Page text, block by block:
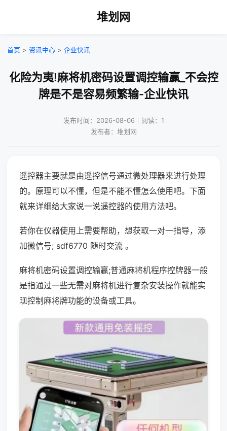
堆划网
首页 > 资讯中心 > 企业快讯
化险为夷!麻将机密码设置调控输赢_不会控
牌是不是容易频繁输-企业快讯
发布时间：2026-08-06｜阅读：1
发布者：堆划网
遥控器主要就是由遥控信号通过微处理器来进行处理
的。原理可以不懂，但是不能不懂怎么使用吧。下面
就来详细给大家说一说遥控器的使用方法吧。
若你在仪器使用上需要帮助，想获取一对一指导，添
加微信号; sdf6770 随时交流 。
麻将机密码设置调控输赢;普通麻将机程序控牌器一般
是指通过一些无需对麻将机进行复杂安装操作就能实
现控制麻将牌功能的设备或工具。